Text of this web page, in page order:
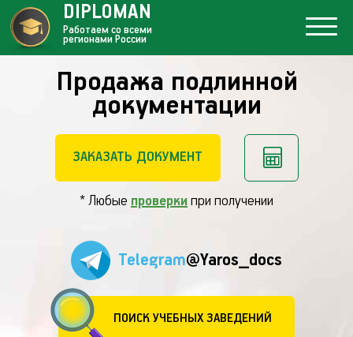
Продажа подлинной
документации
ЗАКАЗАТЬ ДОКУМЕНТ
* Любые проверки при получении
Telegram@Yaros_docs
ПОИСК УЧЕБНЫХ ЗАВЕДЕНИЙ
DIPLOMAN
Работаем со всеми
регионами России